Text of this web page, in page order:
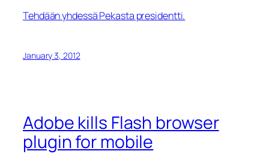
Tehdään yhdessä Pekasta presidentti.
January 3, 2012
Adobe kills Flash browser
plugin for mobile